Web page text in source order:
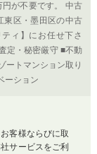
が不要です。 中古
東区・墨田区の中古
ィ】にお任せ下さ
定・秘密厳守 ■不動
ートマンション取り
ーション
客様ならびに取
サービスをご利